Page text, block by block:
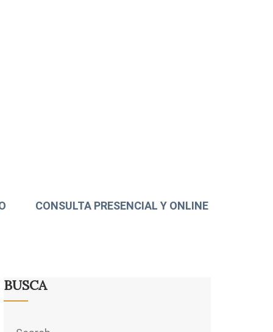
CONSULTA PRESENCIAL Y ONLINE
BUSCA